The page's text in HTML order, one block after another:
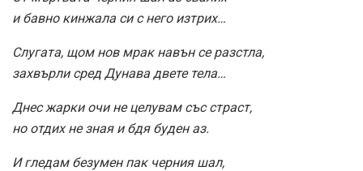
и бавно кинжала си с него изтрих…
Слугата, щом нов мрак навън се разстла,
захвърли сред Дунава двете тела…
Днес жарки очи не целувам със страст,
но отдих не зная и бдя буден аз.
И гледам безумен пак черния шал,